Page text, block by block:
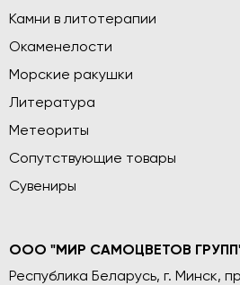
Камни в литотерапии
Окаменелости
Морские ракушки
Литература
Метеориты
Сопутствующие товары
Сувениры
ООО "МИР САМОЦВЕТОВ
Республика Беларусь, г. Минск,